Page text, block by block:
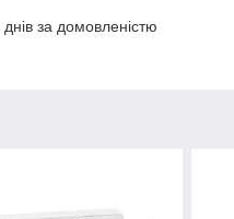
за домовленістю